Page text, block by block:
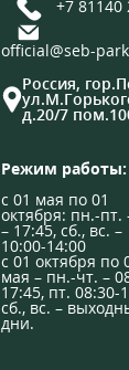
+7 81140
official@seb-
Россия,
д.20/7
Режим работы:
с 01 мая по 01
октября: пн.-пт.
– 17:45, сб., вс. –
10:00-14:00
с 01 октября по
мая – пн.-чт. –
17:45, пт. 08:30-
сб., вс. –
дни.